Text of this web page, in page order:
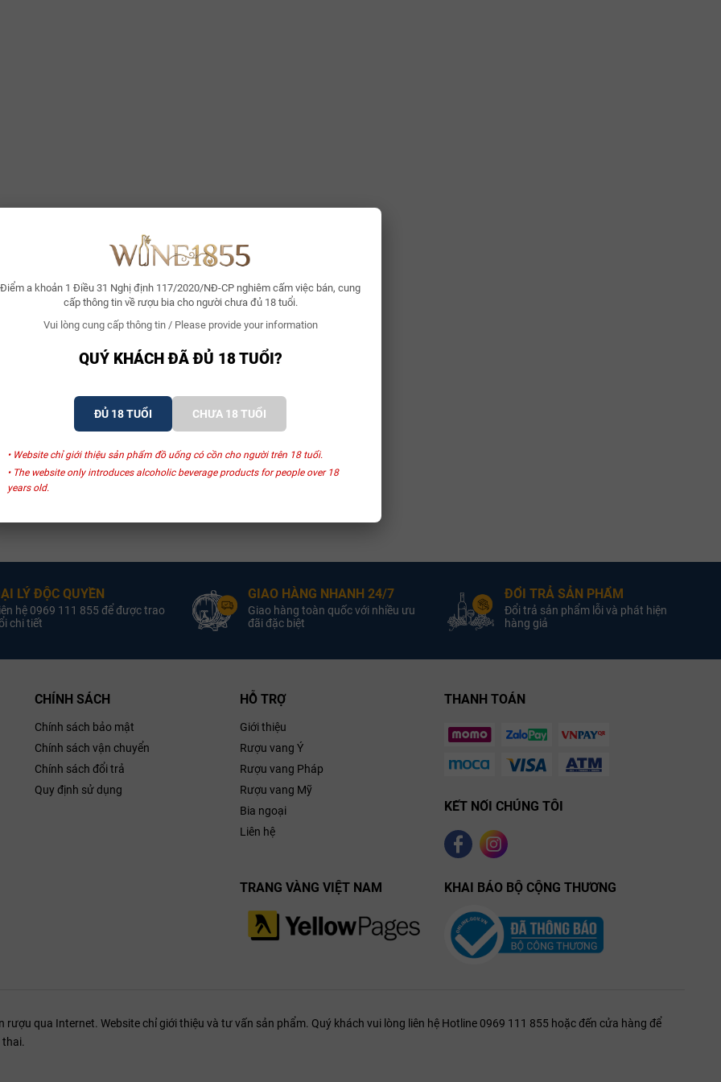
Điểm a khoản 1 Điều 31 Nghị định 117/2020/NĐ-CP nghiêm cấm việc bán, cung
cấp thông tin về rượu bia cho người chưa đủ 18 tuổi.
Vui lòng cung cấp thông tin / Please provide your information
QUÝ KHÁCH ĐÃ ĐỦ 18 TUỔI?
ĐỦ 18 TUỔI CHƯA 18 TUỔI
• Website chỉ giới thiệu sản phẩm đồ uống có cồn cho người trên 18 tuổi.
• The website only introduces alcoholic beverage products for people over 18
years old.
LÝ ĐỘC QUYỀN
hệ 0969 111 855 để được trao
chi tiết
GIAO HÀNG NHANH 24/7
Giao hàng toàn quốc với nhiều ưu
đãi đặc biệt
ĐỔI TRẢ SẢN PHẨM
Đổi trả sản phẩm lỗi và phát hiện
hàng giả
CHÍNH SÁCH
Chính sách bảo mật
Chính sách vận chuyển
Chính sách đổi trả
Quy định sử dụng
HỖ TRỢ
Giới thiệu
Rượu vang Ý
Rượu vang Pháp
Rượu vang Mỹ
Bia ngoại
Liên hệ
THANH TOÁN
KẾT NỐI CHÚNG TÔI
TRANG VÀNG VIỆT NAM KHAI BÁO BỘ CỘNG THƯƠNG
qua Internet. Website chỉ giới thiệu và tư vấn sản phẩm. Quý khách vui lòng liên hệ Hotline 0969 111 855 hoặc đến cửa hàng để